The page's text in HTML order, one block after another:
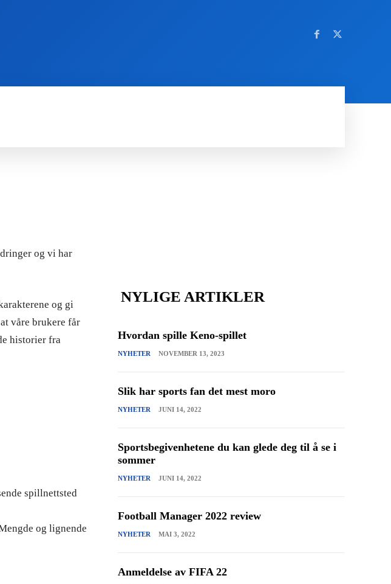
og vi har
og gi
våre brukere får
historier fra
spillnettsted
og lignende
NYLIGE ARTIKLER
Hvordan spille Keno-spillet
NYHETER NOVEMBER 13, 2023
Slik har sports fan det mest moro
NYHETER JUNI 14, 2022
Sportsbegivenhetene du kan glede deg til å se i
sommer
NYHETER JUNI 14, 2022
Football Manager 2022 review
NYHETER MAI 3, 2022
Anmeldelse av FIFA 22